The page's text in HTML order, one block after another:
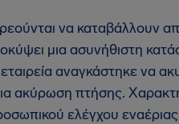
να καταβάλλουν
μια ασυνήθιστη
αναγκάστηκε να
ακύρωση πτήσης.
ελέγχου